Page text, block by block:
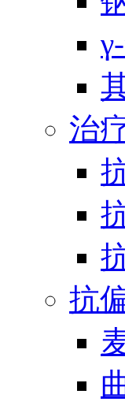
治
抗